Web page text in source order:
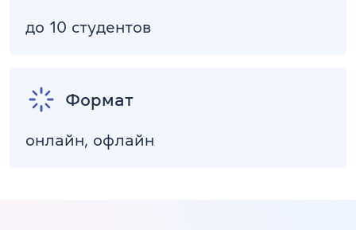
до 10 студентов
Формат
онлайн, офлайн